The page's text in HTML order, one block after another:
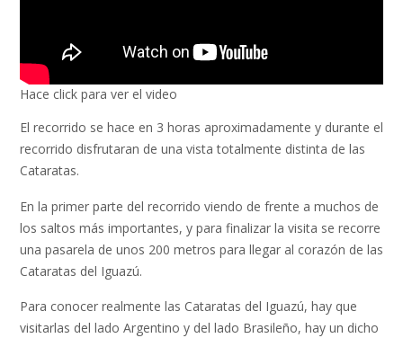
Hace click para ver el video
El recorrido se hace en 3 horas aproximadamente y durante el
recorrido disfrutaran de una vista totalmente distinta de las
Cataratas.
En la primer parte del recorrido viendo de frente a muchos de
los saltos más importantes, y para finalizar la visita se recorre
una pasarela de unos 200 metros para llegar al corazón de las
Cataratas del Iguazú.
Para conocer realmente las Cataratas del Iguazú, hay que
visitarlas del lado Argentino y del lado Brasileño, hay un dicho